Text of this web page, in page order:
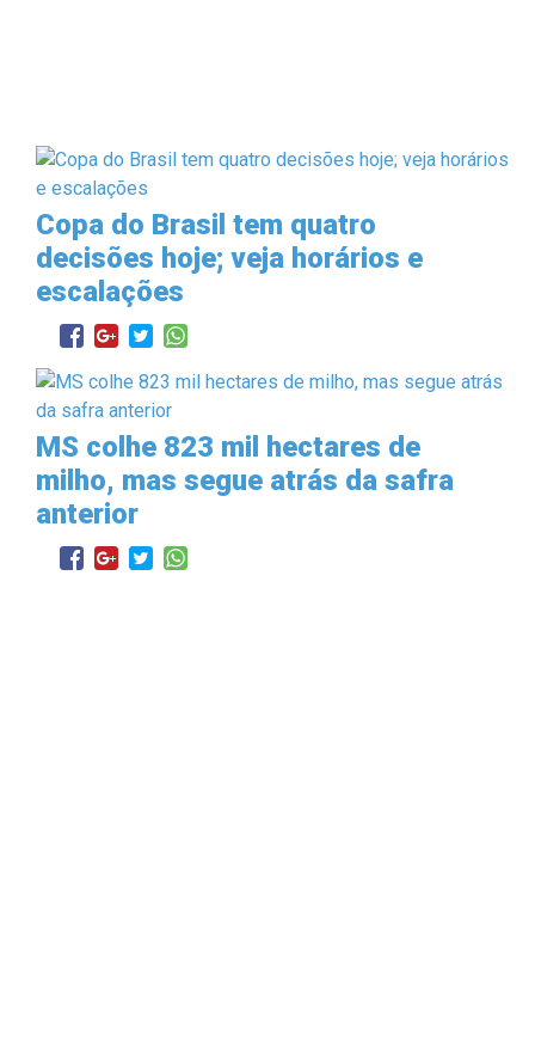
Copa do Brasil tem quatro
decisões hoje; veja horários e
escalações
MS colhe 823 mil hectares de
milho, mas segue atrás da safra
anterior